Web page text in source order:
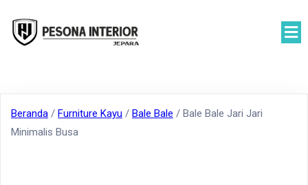
Beranda / Furniture Kayu / Bale Bale / Bale Bale Jari Jari
Minimalis Busa